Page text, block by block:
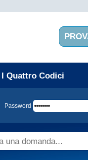
I Quattro Codici
Password